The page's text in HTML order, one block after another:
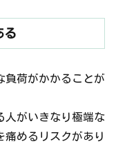
る
負荷がかかることが
人がいきなり極端な
痛めるリスクがあり